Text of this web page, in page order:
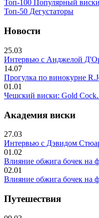
Топ-100 Популярный виски
Топ-50 Дегустаторы
Новости
25.03
Интервью с Анджелой
14.07
Прогулка по винокурне
01.01
Чешский виски: Gold
Академия виски
27.03
Интервью с Дэвидом
01.02
Влияние обжига бочек на
02.01
Влияние обжига бочек на
Путешествия